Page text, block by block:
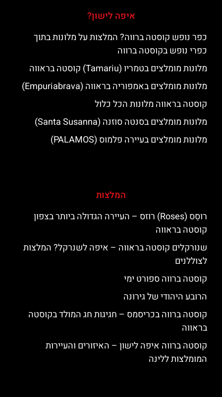
איפה לישון?
כפר נופש קוסטה ברווה? המלצות על מלונות בתוך
כפרי נופש בקוסטה ברווה
מלונות מומלצים בטמריו (Tamariu) קוסטה בראווה
מלונות מומלצים באמפוריה בראווה (Empuriabrava)
קוסטה בראווה מלונות הכל כלול
מלונות מומלצים בסנטה סוזנה (Santa Susanna)
מלונות מומלצים בעיירה פלמוס (PALAMOS)
המלצות
רוסֵס (Roses) רוזס – העיירה הגדולה ביותר בצפון
קוסטה בראווה
שנורקלים קוסטה בראווה – איפה לשנרקל? המלצות
לצוללנים
קוסטה ברווה ספורט ימי
הרובע היהודי של גירונה
קוסטה ברווה בכריסמס – חגיגות חג המולד בקוסטה
בראווה
קוסטה ברווה איפה לישון – האיזורים והעיירות
המומלצות ללינה